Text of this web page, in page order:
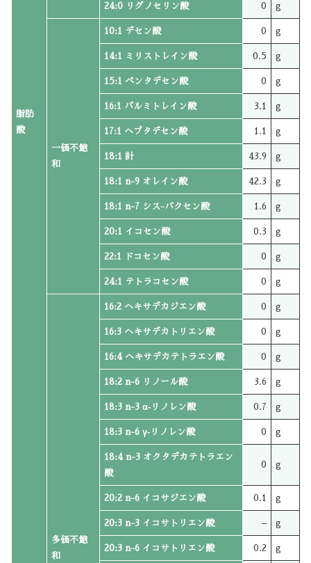
脂肪
酸
24:0 リグノセリン酸 0 g
一価不飽
和
10:1 デセン酸 0 g
14:1 ミリストレイン酸 0.5 g
15:1 ペンタデセン酸 0 g
16:1 パルミトレイン酸 3.1 g
17:1 ヘプタデセン酸 1.1 g
18:1 計 43.9 g
18:1 n-9 オレイン酸 42.3 g
18:1 n-7 シス-バクセン酸 1.6 g
20:1 イコセン酸 0.3 g
22:1 ドコセン酸 0 g
24:1 テトラコセン酸 0 g
多価不飽
和
16:2 ヘキサデカジエン酸 0 g
16:3 ヘキサデカトリエン酸 0 g
16:4 ヘキサデカテトラエン酸 0 g
18:2 n-6 リノール酸 3.6 g
18:3 n-3 α‐リノレン酸 0.7 g
18:3 n-6 γ‐リノレン酸 0 g
18:4 n-3 オクタデカテトラエン
酸
0 g
20:2 n-6 イコサジエン酸 0.1 g
20:3 n-3 イコサトリエン酸 – g
20:3 n-6 イコサトリエン酸 0.2 g